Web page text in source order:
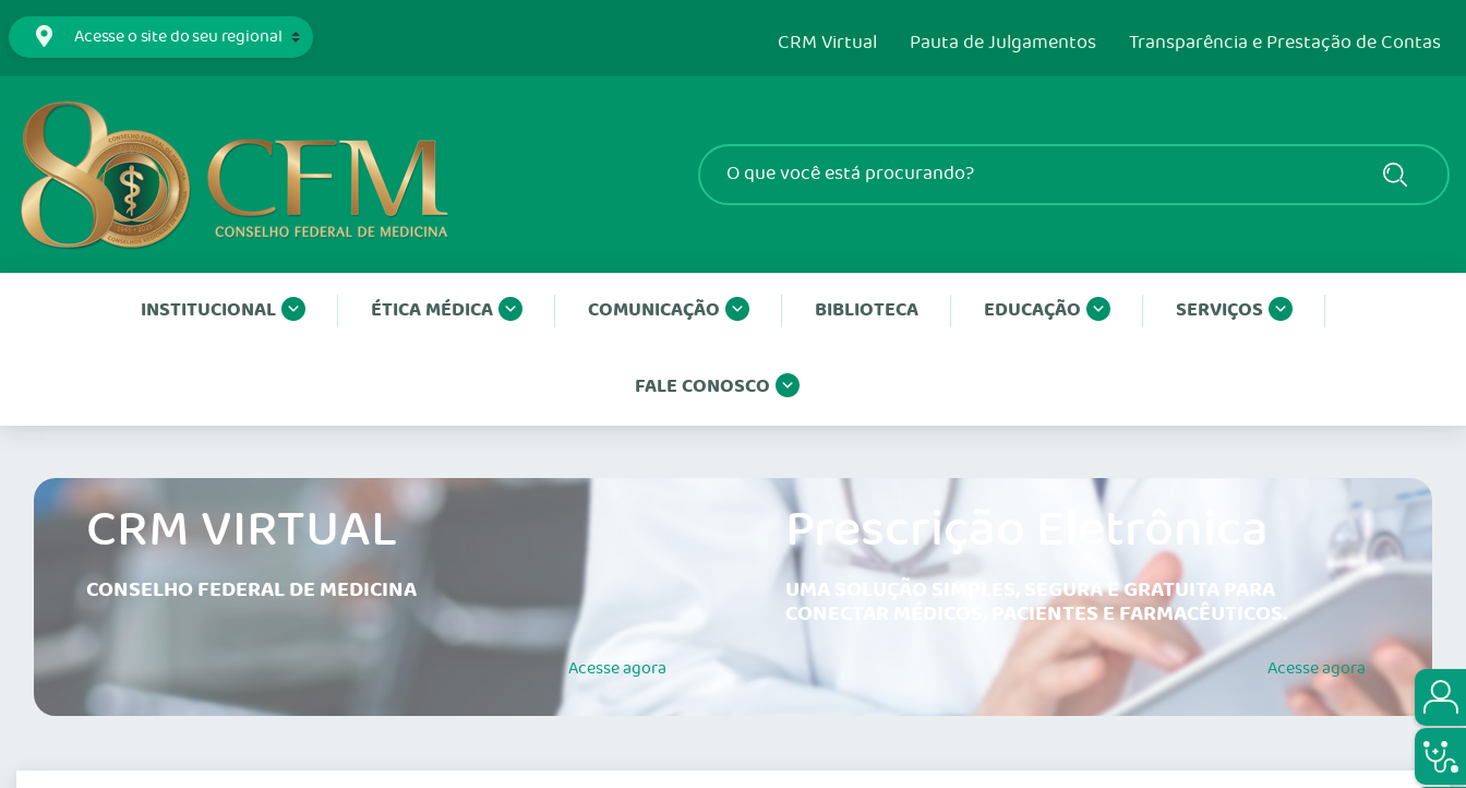
CRM Virtual Pauta de Julgamentos Transparência e Prestação de Contas
INSTITUCIONAL ÉTICA MÉDICA COMUNICAÇÃO BIBLIOTECA EDUCAÇÃO SERVIÇOS
FALE CONOSCO
CRM VIRTUAL
CONSELHO FEDERAL DE MEDICINA
Acesseagora
Prescrição Eletrônica
UMA SOLUÇÃO SIMPLES, SEGURA E GRATUITA PARA
CONECTAR MÉDICOS, PACIENTES E FARMACÊUTICOS.
Acesseagora